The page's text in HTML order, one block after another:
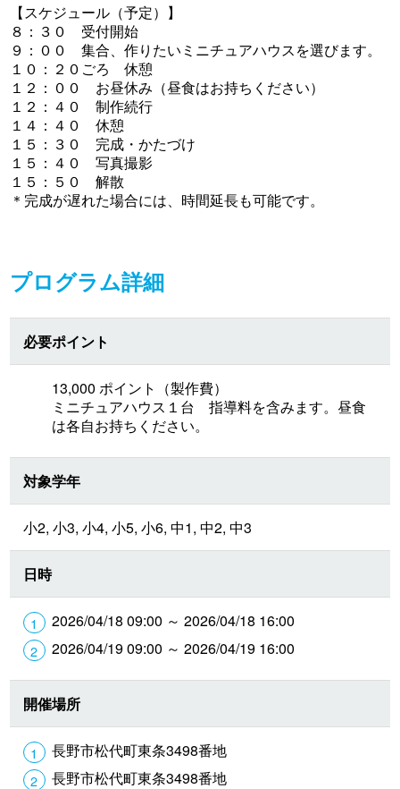
【スケジュール（予定）】
８：３０ 受付開始
９：００ 集合、作りたいミニチュアハウスを選びます。
１０：２０ごろ 休憩
１２：００ お昼休み（昼食はお持ちください）
１２：４０ 制作続行
１４：４０ 休憩
１５：３０ 完成・かたづけ
１５：４０ 写真撮影
１５：５０ 解散
＊完成が遅れた場合には、時間延長も可能です。
プログラム詳細
必要ポイント
13,000 ポイント（製作費）
ミニチュアハウス１台 指導料を含みます。昼食
は各自お持ちください。
対象学年
小2, 小3, 小4, 小5, 小6, 中1, 中2, 中3
日時
2026/04/18 09:00 ～ 2026/04/18 16:00
2026/04/19 09:00 ～ 2026/04/19 16:00
開催場所
長野市松代町東条3498番地
長野市松代町東条3498番地